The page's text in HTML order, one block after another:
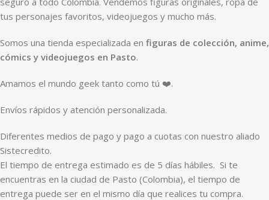
tus personajes favoritos, videojuegos y mucho más.
Somos una tienda especializada en figuras de colección, anime,
cómics y videojuegos en Pasto.
Amamos el mundo geek tanto como tú ❤️.
Envíos rápidos y atención personalizada.
Diferentes medios de pago y pago a cuotas con nuestro aliado
Sistecredito.
El tiempo de entrega estimado es de 5 días hábiles. Si te
encuentras en la ciudad de Pasto (Colombia), el tiempo de
entrega puede ser en el mismo día que realices tu compra.